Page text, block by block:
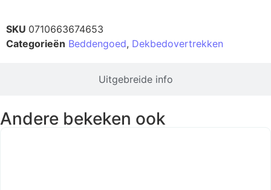
Uitgebreide info
SKU 0710663674653
Categorieën Beddengoed, Dekbedovertrekken
Andere bekeken ook